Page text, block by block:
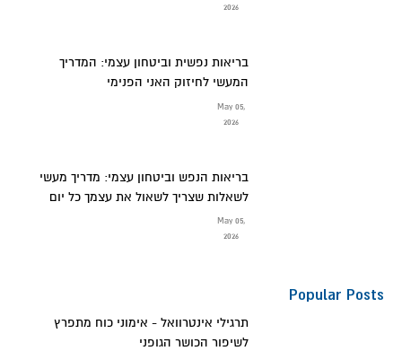
2026
בריאות נפשית וביטחון עצמי: המדריך
המעשי לחיזוק האני הפנימי
May 05,
2026
בריאות הנפש וביטחון עצמי: מדריך מעשי
לשאלות שצריך לשאול את עצמך כל יום
May 05,
2026
Popular Posts
תרגילי אינטרוואל - אימוני כוח מתפרץ
לשיפור הכושר הגופני